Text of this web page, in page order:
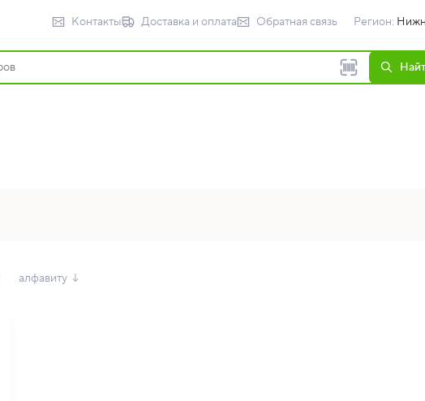
Контакты Доставка и оплата Обратная связь Регион:
алфавиту ↓